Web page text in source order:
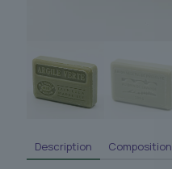
Description Composition